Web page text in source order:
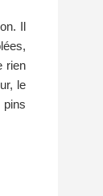
Il
rien
le